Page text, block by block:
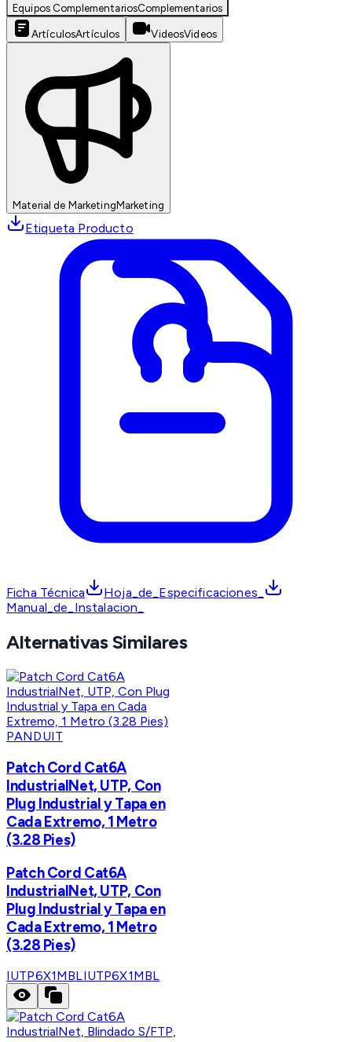
Equipos ComplementariosComplementarios
ArtículosArtículos VideosVideos
Material de MarketingMarketing
Etiqueta Producto
Ficha Técnica
Hoja_de_Especificaciones_
Manual_de_Instalacion_
Alternativas Similares
PANDUIT
Patch Cord Cat6A
IndustrialNet, UTP, Con
Plug Industrial y Tapa en
Cada Extremo, 1 Metro
(3.28 Pies)
Patch Cord Cat6A
IndustrialNet, UTP, Con
Plug Industrial y Tapa en
Cada Extremo, 1 Metro
(3.28 Pies)
IUTP6X1MBLIUTP6X1MBL